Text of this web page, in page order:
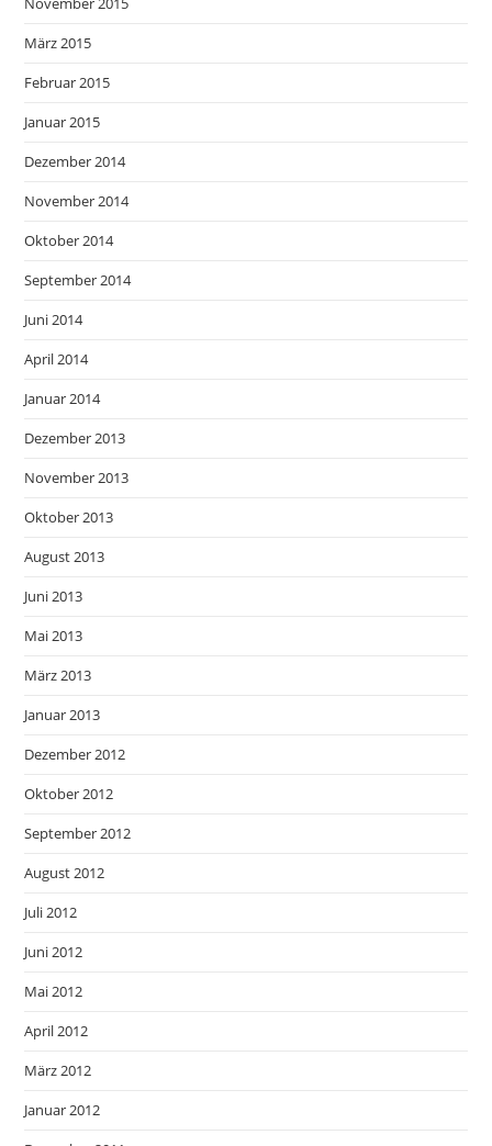
März 2015
Februar 2015
Januar 2015
Dezember 2014
November 2014
Oktober 2014
September 2014
Juni 2014
April 2014
Januar 2014
Dezember 2013
November 2013
Oktober 2013
August 2013
Juni 2013
Mai 2013
März 2013
Januar 2013
Dezember 2012
Oktober 2012
September 2012
August 2012
Juli 2012
Juni 2012
Mai 2012
April 2012
März 2012
Januar 2012